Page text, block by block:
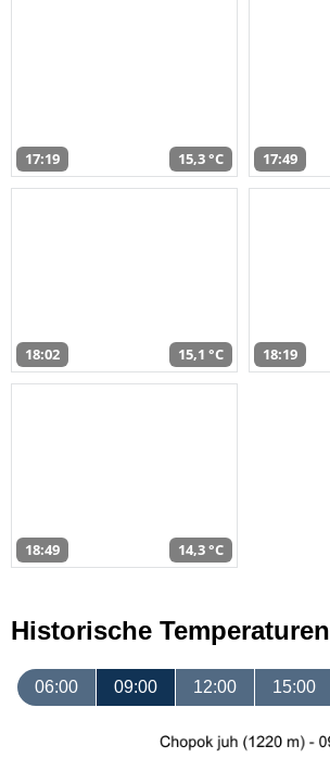
17:19 15,3 °C 17:49
18:02 15,1 °C 18:19
18:49 14,3 °C
Historische Temperaturen
06:00 09:00 12:00 15:00